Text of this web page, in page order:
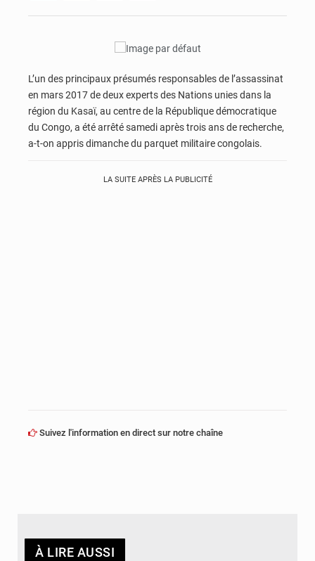
L’un des principaux présumés responsables de l’assassinat
en mars 2017 de deux experts des Nations unies dans la
région du Kasaï, au centre de la République démocratique
du Congo, a été arrêté samedi après trois ans de recherche,
a-t-on appris dimanche du parquet militaire congolais.
LA SUITE APRÈS LA PUBLICITÉ
Suivez l'information en direct sur notre chaîne
À LIRE AUSSI